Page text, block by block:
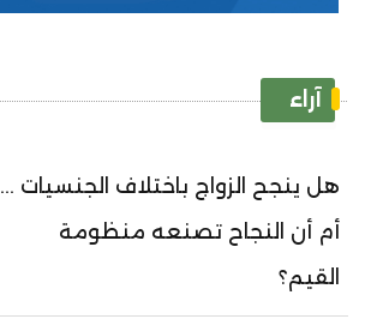
آراء
هل ينجح الزواج باختلاف الجنسيات ...
أم أن النجاح تصنعه منظومة
القيم؟